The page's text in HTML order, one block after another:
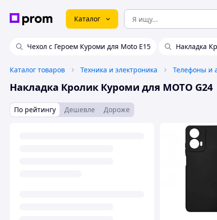
Каталог
Чехол с Героем Куроми для Moto E15 Накладка
Каталог товаров Техника и электроника Телефоны и
Накладка Кролик Куроми для MOTO G24
По рейтингу Дешевле Дороже